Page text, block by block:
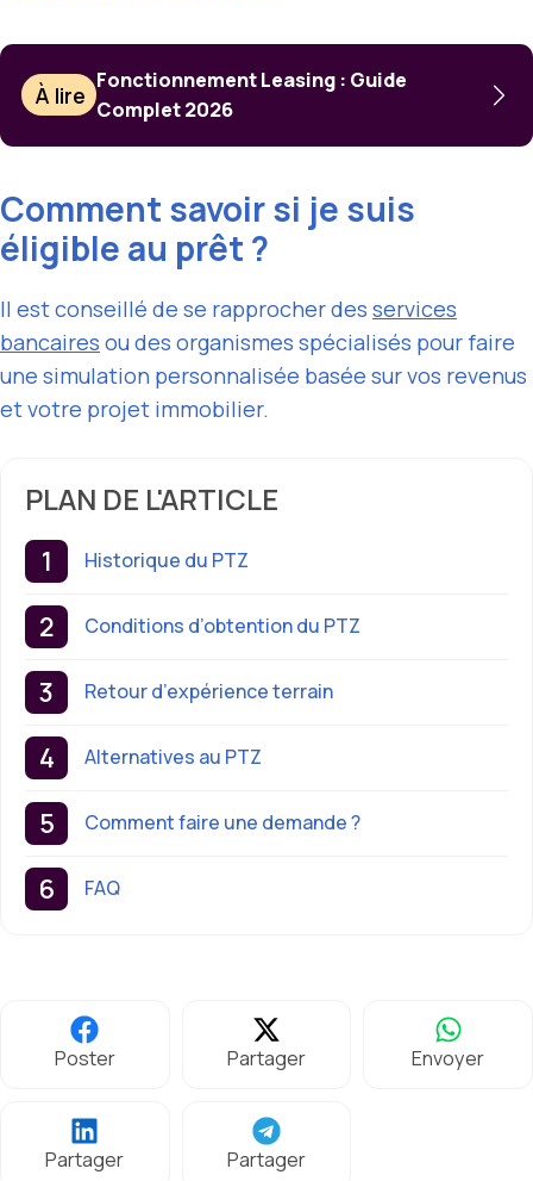
À lire
Fonctionnement Leasing : Guide
Complet 2026
Comment savoir si je suis
éligible au prêt ?
Il est conseillé de se rapprocher des services
bancaires ou des organismes spécialisés pour faire
une simulation personnalisée basée sur vos revenus
et votre projet immobilier.
PLAN DE L'ARTICLE
Historique du PTZ
Conditions d’obtention du PTZ
Retour d’expérience terrain
Alternatives au PTZ
Comment faire une demande ?
FAQ
Poster Partager Envoyer
Partager Partager